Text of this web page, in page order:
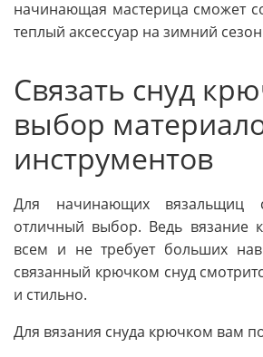
начинающая мастерица сможет
теплый аксессуар на зимний
Связать снуд
выбор
инструментов
Для начинающих вязальщиц
отличный выбор. Ведь вязание
всем и не требует больших
связанный крючком снуд
и стильно.
Для вязания снуда крючком вам